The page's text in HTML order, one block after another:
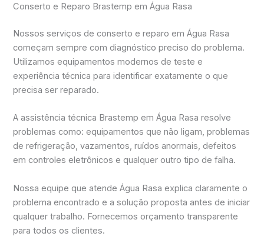
Conserto e Reparo Brastemp em Água Rasa
Nossos serviços de conserto e reparo em Água Rasa
começam sempre com diagnóstico preciso do problema.
Utilizamos equipamentos modernos de teste e
experiência técnica para identificar exatamente o que
precisa ser reparado.
A assistência técnica Brastemp em Água Rasa resolve
problemas como: equipamentos que não ligam, problemas
de refrigeração, vazamentos, ruídos anormais, defeitos
em controles eletrônicos e qualquer outro tipo de falha.
Nossa equipe que atende Água Rasa explica claramente o
problema encontrado e a solução proposta antes de iniciar
qualquer trabalho. Fornecemos orçamento transparente
para todos os clientes.